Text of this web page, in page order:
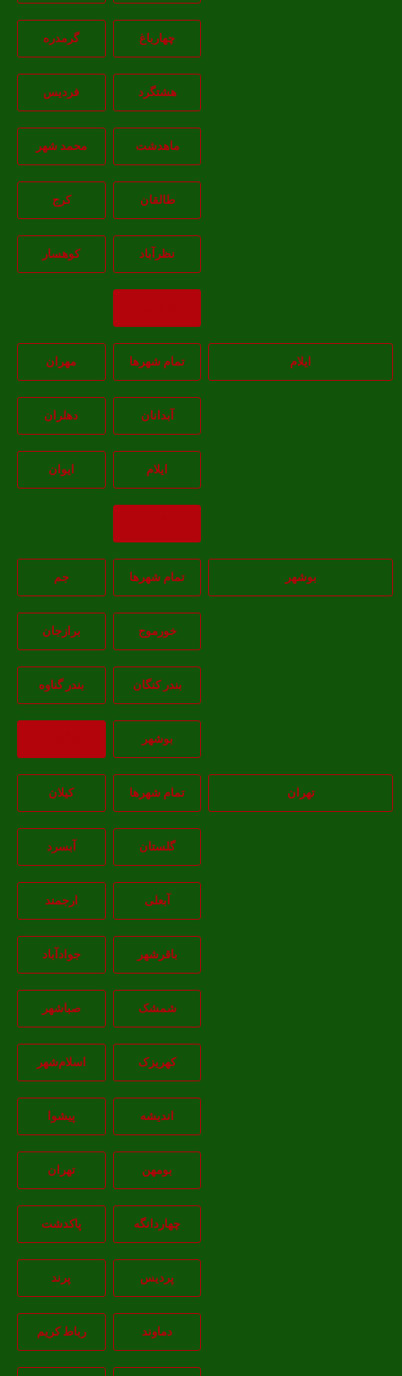
چهارباغ گرمدره
هشتگرد فردیس
ماهدشت محمد شهر
طالقان کرج
نظرآباد کوهسار
تمام شهر‌ها مهران
آبدانان دهلران
ايوان
بوشهر تمام شهر‌ها
خورموج برازجان
بندر کنگان بندر گناوه
بوشهر
تهران تمام شهر‌ها کیلان
گلستان آبسرد
آبعلی ارجمند
باقرشهر جوادآباد
شمشک صباشهر
کهریزک اسلام‌شهر
اندیشه پيشوا
بومهن تهران
چهاردانگه پاکدشت
پردیس
دماوند رباط کریم